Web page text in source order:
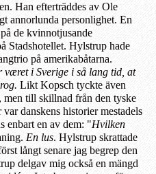
Han efterträddes av Ole
annorlunda personlighet. En
de kvinnotjusande
Stadshotellet. Hylstrup hade
på amerikabåtarna.
været i Sverige i så lang tid, at
Likt Kopsch tyckte även
men till skillnad från den tyske
danskens historier mestadels
enbart en av dem: "Hvilken
En lus. Hylstrup skrattade
långt senare jag begrep den
delgav mig också en mängd